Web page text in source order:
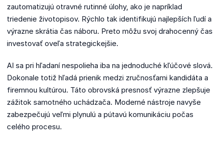
zautomatizujú otravné rutinné úlohy, ako je napríklad
triedenie životopisov. Rýchlo tak identifikujú najlepších ľudí a
výrazne skrátia čas náboru. Preto môžu svoj drahocenný čas
investovať oveľa strategickejšie.
AI sa pri hľadaní nespolieha iba na jednoduché kľúčové slová.
Dokonale totiž hľadá prienik medzi zručnosťami kandidáta a
firemnou kultúrou. Táto obrovská presnosť výrazne zlepšuje
zážitok samotného uchádzača. Moderné nástroje navyše
zabezpečujú veľmi plynulú a pútavú komunikáciu počas
celého procesu.